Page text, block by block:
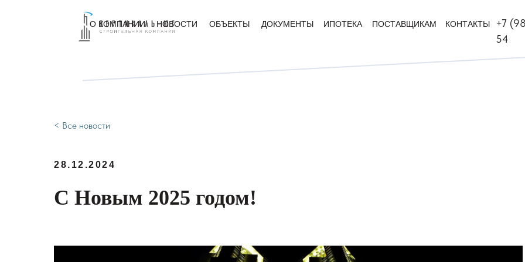
+7
54
ОБЪЕКТЫ
О КОМПАНИИ ПОСТАВЩИКАМ
НОВОСТИ ДОКУМЕНТЫ ИПОТЕКА КОНТАКТЫ
КОНТАКТЫ
ПОСТАВЩИКАМ
ИПОТЕКА
ДОКУМЕНТЫ
ОБЪЕКТЫ
НОВОСТИ
О КОМПАНИИ
+7
54
< Все новости
28.12.2024
С Новым 2025 годом!